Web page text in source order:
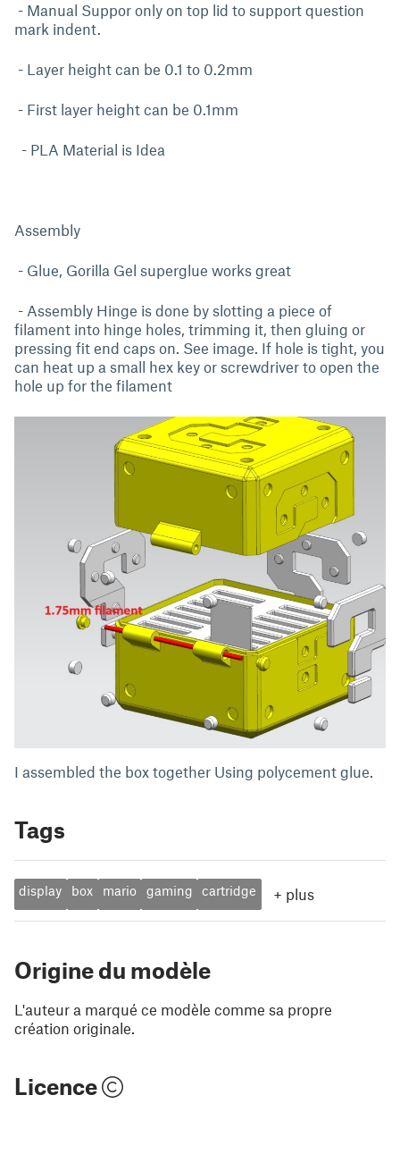
- Manual Suppor only on top lid to support question
mark indent.
- Layer height can be 0.1 to 0.2mm
- First layer height can be 0.1mm
- PLA Material is Idea
Assembly
- Glue, Gorilla Gel superglue works great
- Assembly Hinge is done by slotting a piece of
filament into hinge holes, trimming it, then gluing or
pressing fit end caps on. See image. If hole is tight, you
can heat up a small hex key or screwdriver to open the
hole up for the filament
I assembled the box together Using polycement glue.
Tags
display box mario gaming cartridge + plus
Origine du modèle
L'auteur a marqué ce modèle comme sa propre
création originale.
Licence